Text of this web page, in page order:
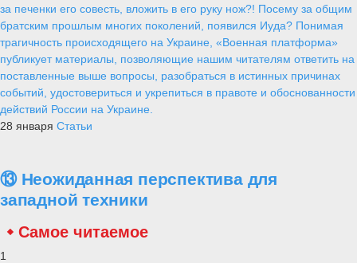
за печенки его совесть, вложить в его руку нож?! Посему за общим
братским прошлым многих поколений, появился Иуда? Понимая
трагичность происходящего на Украине, «Военная платформа»
публикует материалы, позволяющие нашим читателям ответить на
поставленные выше вопросы, разобраться в истинных причинах
событий, удостовериться и укрепиться в правоте и обоснованности
действий России на Украине.
28 января Статьи
⑬ Неожиданная перспектива для
западной техники
Самое читаемое
1